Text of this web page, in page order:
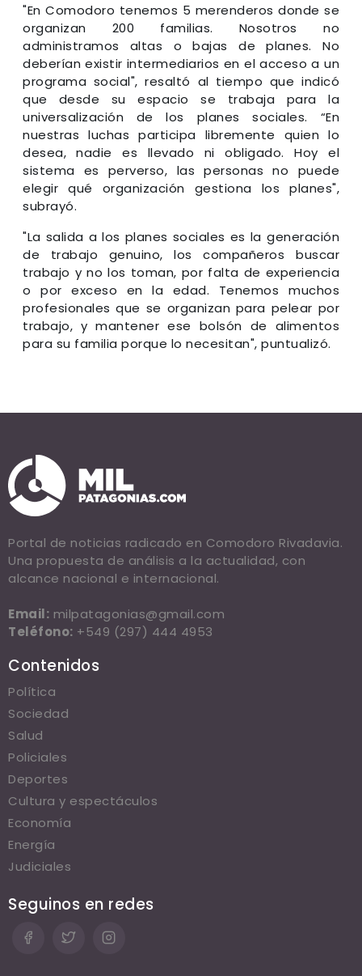
"En Comodoro tenemos 5 merenderos donde se
organizan 200 familias. Nosotros no
administramos altas o bajas de planes. No
deberían existir intermediarios en el acceso a un
programa social", resaltó al tiempo que indicó
que desde su espacio se trabaja para la
universalización de los planes sociales. “En
nuestras luchas participa libremente quien lo
desea, nadie es llevado ni obligado. Hoy el
sistema es perverso, las personas no puede
elegir qué organización gestiona los planes",
subrayó.
"La salida a los planes sociales es la generación
de trabajo genuino, los compañeros buscar
trabajo y no los toman, por falta de experiencia
o por exceso en la edad. Tenemos muchos
profesionales que se organizan para pelear por
trabajo, y mantener ese bolsón de alimentos
para su familia porque lo necesitan", puntualizó.
Portal de noticias radicado en Comodoro Rivadavia.
Una propuesta de análisis a la actualidad, con
alcance nacional e internacional.
Email: milpatagonias@gmail.com
Teléfono: +549 (297) 444 4953
Contenidos
Política
Sociedad
Salud
Policiales
Deportes
Cultura y espectáculos
Economía
Energía
Judiciales
Seguinos en redes